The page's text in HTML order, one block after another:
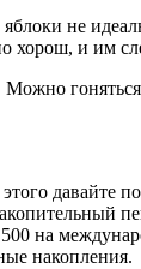
не
и им
на
накопления.